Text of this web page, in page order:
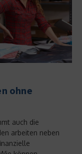
ohne
auch die
arbeiten neben